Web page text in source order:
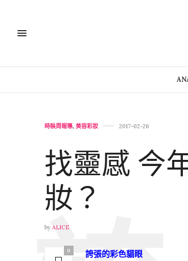
時裝周報導, 美容彩妝 2017-02-26
找靈感 今
妝？
by ALICE
0
誇張的彩色貓眼